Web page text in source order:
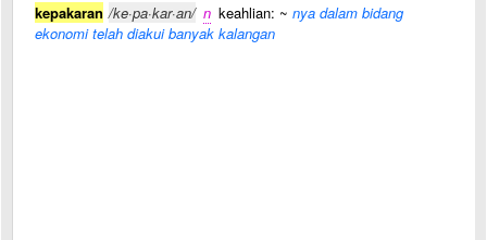
kepakaran /ke·pa·kar·an/ n keahlian: ~ nya dalam bidang
ekonomi telah diakui banyak kalangan